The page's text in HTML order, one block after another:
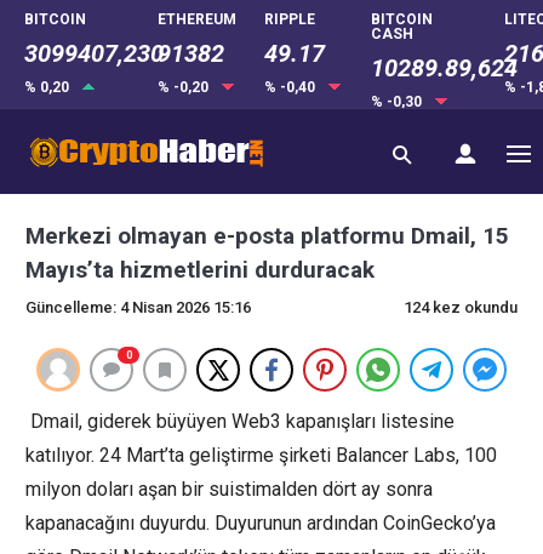
BITCOIN
3099407,230
% 0,20
ETHEREUM
91382
% -0,20
RIPPLE
49.17
% -0,40
BITCOIN
CASH
10289.89,624
% -0,30
% -
Merkezi olmayan e-posta platformu Dmail, 15
Mayıs’ta hizmetlerini durduracak
Güncelleme: 4 Nisan 2026 15:16 124 kez okundu
0
Dmail, giderek büyüyen Web3 kapanışları listesine
katılıyor. 24 Mart’ta geliştirme şirketi Balancer Labs, 100
milyon doları aşan bir suistimalden dört ay sonra
kapanacağını duyurdu. Duyurunun ardından CoinGecko’ya